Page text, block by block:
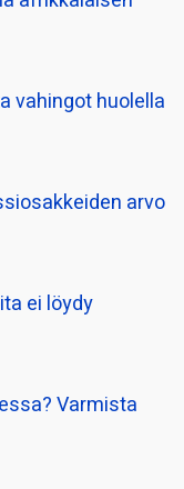
vahingot huolella
arvo
ei löydy
Varmista